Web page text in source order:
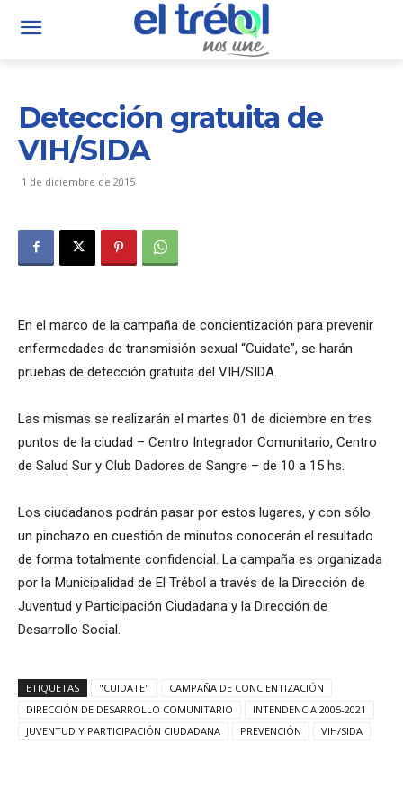
Detección gratuita de
VIH/SIDA
1 de diciembre de 2015
En el marco de la campaña de concientización para prevenir
enfermedades de transmisión sexual “Cuidate”, se harán
pruebas de detección gratuita del VIH/SIDA.
Las mismas se realizarán el martes 01 de diciembre en tres
puntos de la ciudad – Centro Integrador Comunitario, Centro
de Salud Sur y Club Dadores de Sangre – de 10 a 15 hs.
Los ciudadanos podrán pasar por estos lugares, y con sólo
un pinchazo en cuestión de minutos conocerán el resultado
de forma totalmente confidencial. La campaña es organizada
por la Municipalidad de El Trébol a través de la Dirección de
Juventud y Participación Ciudadana y la Dirección de
Desarrollo Social.
ETIQUETAS "CUIDATE"
CAMPAÑA DE CONCIENTIZACIÓN
DIRECCIÓN DE DESARROLLO COMUNITARIO
INTENDENCIA 2005-2021
JUVENTUD Y PARTICIPACIÓN CIUDADANA
PREVENCIÓN VIH/SIDA